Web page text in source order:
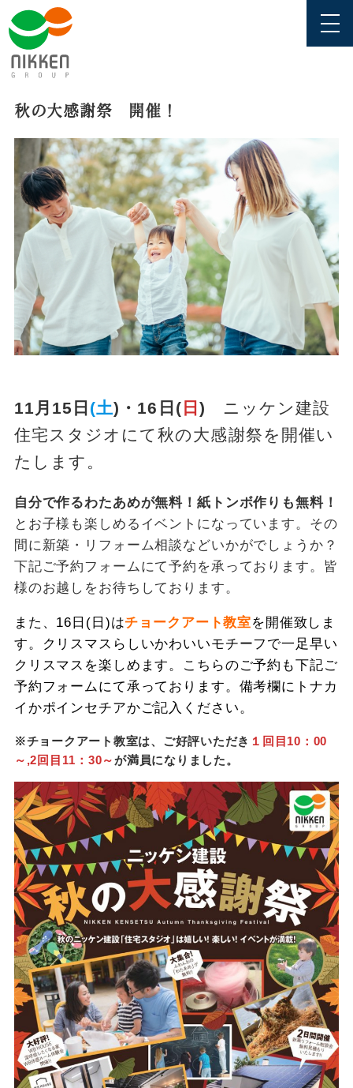
秋の大感謝祭 開催！
11月15日 (土)・16日( 日 ) ニッケン建設
住宅スタジオにて秋の大感謝祭を開催い
たします。
自分で作るわたあめが無料！紙トンボ作りも無料！
とお子様も楽しめるイベントになっています。その
間に新築・リフォーム相談などいかがでしょうか？
下記ご予約フォームにて予約を承っております。皆
様のお越しをお待ちしております。
また、16日(日)はチョークアート教室を開催致しま
す。クリスマスらしいかわいいモチーフで一足早い
クリスマスを楽しめます。こちらのご予約も下記ご
予約フォームにて承っております。備考欄にトナカ
イかポインセチアかご記入ください。
※チョークアート教室は、ご好評いただき １回目10：00
～,2回目11：30～が満員になりました。